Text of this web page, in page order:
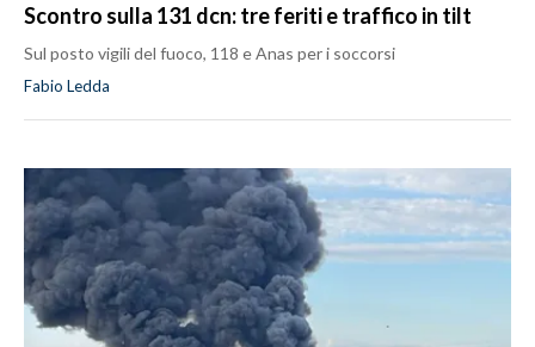
Scontro sulla 131 dcn: tre feriti e traffico in tilt
Sul posto vigili del fuoco, 118 e Anas per i soccorsi
Fabio Ledda